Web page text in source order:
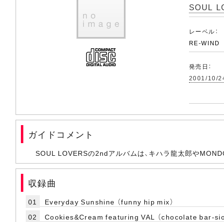
SOUL
レーベル：
RE-WIND
発売日：
2001/10/
ガイドコメント
SOUL LOVERSの2ndアルバムは、キハラ龍太郎や
収録曲
01
Everyday Sunshine （funny hip mix）
02
Cookies&Cream featuring VAL （chocolate bar-